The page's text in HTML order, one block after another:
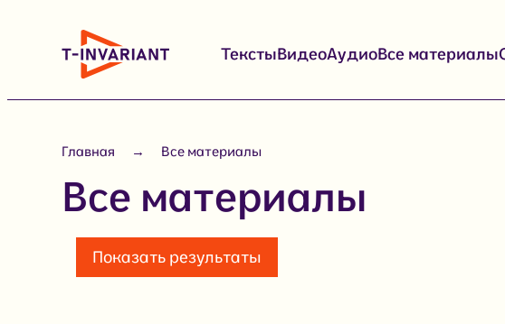
содержимому
ТекстыВидеоАудиоВсе материалы
Главная Все материалы
Все материалы
Показать результаты